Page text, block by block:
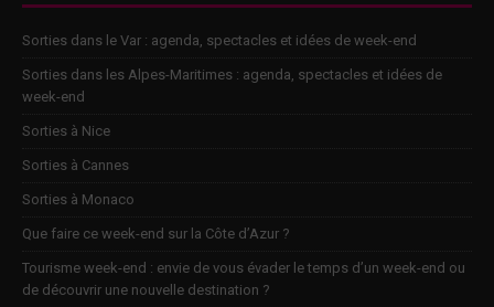
Sorties dans le Var : agenda, spectacles et idées de week-end
Sorties dans les Alpes-Maritimes : agenda, spectacles et idées de
week-end
Sorties à Nice
Sorties à Cannes
Sorties à Monaco
Que faire ce week-end sur la Côte d’Azur ?
Tourisme week-end : envie de vous évader le temps d’un week-end ou
de découvrir une nouvelle destination ?